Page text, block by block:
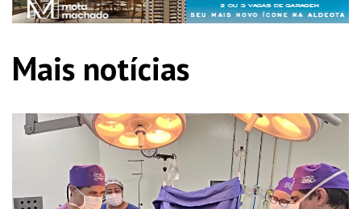
Mais notícias